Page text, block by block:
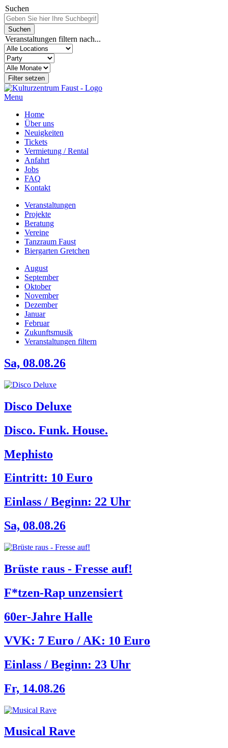
Suchen
Veranstaltungen filtern nach...
Menu
Home
Über uns
Neuigkeiten
Tickets
Vermietung / Rental
Anfahrt
Jobs
FAQ
Kontakt
Veranstaltungen
Projekte
Beratung
Vereine
Tanzraum Faust
Biergarten Gretchen
August
September
Oktober
November
Dezember
Januar
Februar
Zukunftsmusik
Veranstaltungen filtern
Sa, 08.08.26
Disco Deluxe
Disco. Funk. House.
Mephisto
Eintritt: 10 Euro
Einlass / Beginn: 22 Uhr
Sa, 08.08.26
Brüste raus - Fresse auf!
F*tzen-Rap unzensiert
60er-Jahre Halle
VVK: 7 Euro / AK: 10 Euro
Einlass / Beginn: 23 Uhr
Fr, 14.08.26
Musical Rave